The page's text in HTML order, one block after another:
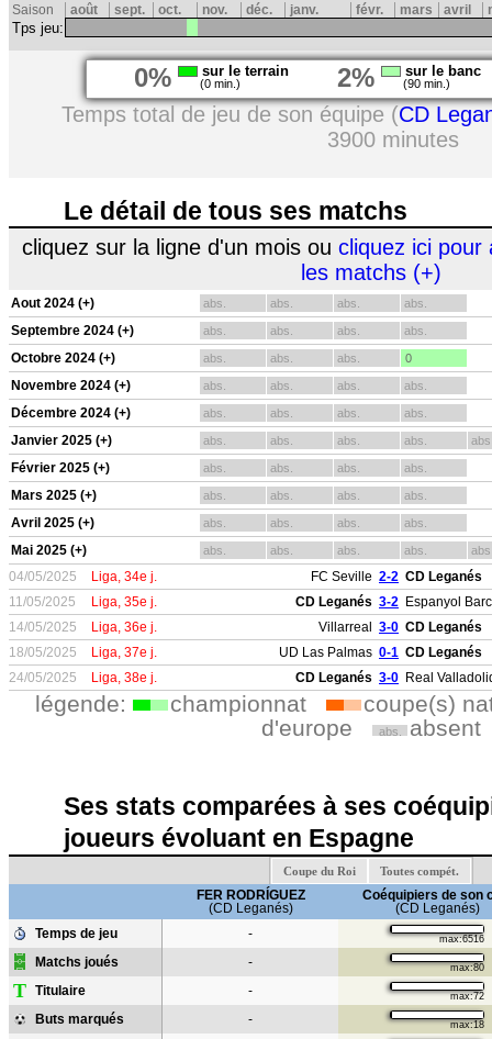
Saison août sept. oct. nov. déc. janv. févr. mars avril
Tps jeu:
0% sur le terrain
(0 min.) 2% sur le banc
(90 min.)
Temps total de jeu de son équipe (CD
3900 minutes
Le détail de tous ses matchs
cliquez sur la ligne d'un mois ou cliquez ici pour
les matchs (+)
Aout 2024 (+) abs. abs. abs. abs.
Septembre 2024 (+) abs. abs. abs. abs.
Octobre 2024 (+) abs. abs. abs. 0
Novembre 2024 (+) abs. abs. abs. abs.
Décembre 2024 (+) abs. abs. abs. abs.
Janvier 2025 (+) abs. abs. abs. abs.
Février 2025 (+) abs. abs. abs. abs.
Mars 2025 (+) abs. abs. abs. abs.
Avril 2025 (+) abs. abs. abs. abs.
Mai 2025 (+) abs. abs. abs. abs.
04/05/2025 Liga, 34e j. FC Seville 2-2 CD Leganés
11/05/2025
Liga, 35e j. CD Leganés 3-2 Espanyol
14/05/2025
Liga, 36e j. Villarreal 3-0 CD Leganés
18/05/2025
Liga, 37e j. UD Las Palmas 0-1 CD Leganés
24/05/2025
Liga, 38e j. CD Leganés 3-0 Real
légende: championnat
coupe(s)
d'europe
abs. absent
Ses stats comparées à ses
joueurs évoluant en Espagne
Coupe du Roi Toutes compét.
FER RODRÍGUEZ
(CD Leganés)
Coéquipiers de son
(CD Leganés)
Temps de jeu
- max:6516
Matchs joués - max:80
T Titulaire - max:72
Buts marqués - max:18